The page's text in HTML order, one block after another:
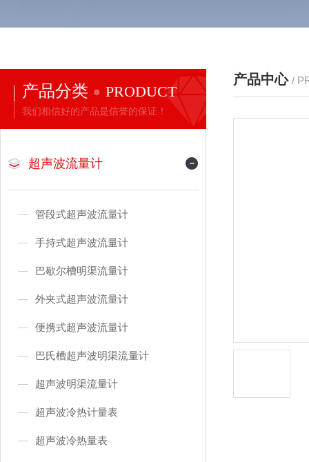
产品分类 PRODUCT
我们相信好的产品是信誉的保证！
超声波流量计
管段式超声波流量计
手持式超声波流量计
巴歇尔槽明渠流量计
外夹式超声波流量计
便携式超声波流量计
巴氏槽超声波明渠流量计
超声波明渠流量计
超声波冷热计量表
超声波冷热量表
产品中心 /